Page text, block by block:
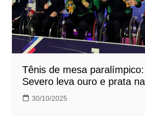
Tênis de mesa
Severo leva ouro e prata
30/10/2025